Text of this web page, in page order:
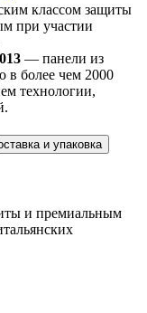
классом защиты
при участии
— панели из
более чем 2000
технологии,
и упаковка
и премиальным